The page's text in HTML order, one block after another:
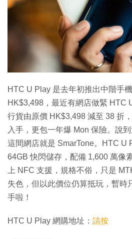
HTC U Play 是去年初推出中階手
HK$3,498，最近有網店做緊 HTC
行貨由原價 HK$3,498 減至 38 折
入手，更包一年爆 Mon 保險。說
這間網店就是 SmarTone。HTC U
64GB 快閃儲存，配備 1,600 萬像
上 NFC 支援，規格不俗，只是
失色，但以此價位仍算抵玩，暫時
手啦！
HTC U Play 網購地址： 請按